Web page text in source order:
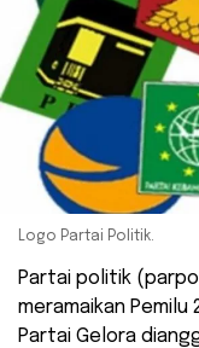
Logo Partai Politik.
Partai politik
meramaikan
Partai Gelora